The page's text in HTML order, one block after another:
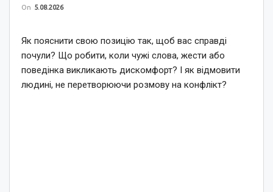
On 5.08.2026
Як пояснити свою позицію так, щоб вас справді
почули? Що робити, коли чужі слова, жести або
поведінка викликають дискомфорт? І як відмовити
людині, не перетворюючи розмову на конфлікт?